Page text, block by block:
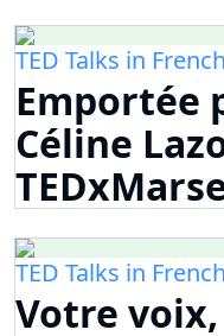
TED Talks in French
Emportée
Céline
TED Talks in French
Votre